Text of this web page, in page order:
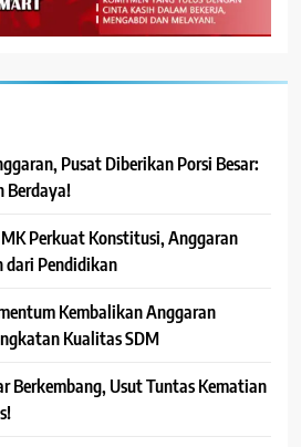
Pusat Diberikan Porsi Besar:
Berdaya!
Perkuat Konstitusi, Anggaran
dari Pendidikan
Kembalikan Anggaran
Kualitas SDM
Berkembang, Usut Tuntas Kematian